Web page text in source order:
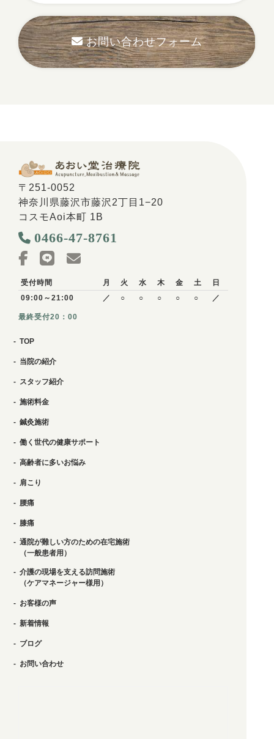
お問い合わせフォーム
〒251-0052
神奈川県藤沢市藤沢2丁目1−20
コスモAoi本町 1B
0466-47-8761
受付時間 月 火 水 木 金 土
日
09:00～21:00
／ ○ ○ ○ ○ ○ ／
最終受付20：00
TOP
当院の紹介
スタッフ紹介
施術料金
鍼灸施術
働く世代の健康サポート
高齢者に多いお悩み
肩こり
腰痛
膝痛
通院が難しい方のための在宅施術
（一般患者用）
介護の現場を支える訪問施術
（ケアマネージャー様用）
お客様の声
新着情報
ブログ
お問い合わせ